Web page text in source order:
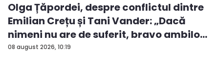
08 august 2026, 10:19
Olga Țăpordei, despre conflictul dintre
Emilian Crețu și Tani Vander: „Dacă
nimeni nu are de suferit, bravo ambilo...